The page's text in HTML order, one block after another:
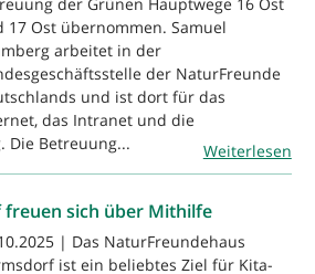
17 Ost übernommen. Samuel
arbeitet in der
der NaturFreunde
und ist dort für das
das Intranet und die
Die Betreuung...
Weiterlesen
sich über Mithilfe
| Das NaturFreundehaus
ist ein beliebtes Ziel für Kita-